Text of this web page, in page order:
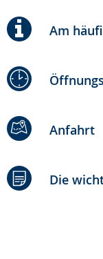
Am
Anfahrt
Die